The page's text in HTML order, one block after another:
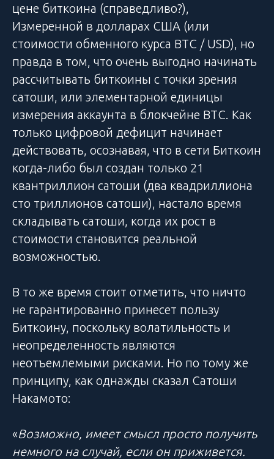
цене биткоина (справедливо?),
Измеренной в долларах США (или
стоимости обменного курса BTC / USD), но
правда в том, что очень выгодно начинать
рассчитывать биткоины с точки зрения
сатоши, или элементарной единицы
измерения аккаунта в блокчейне BTC. Как
только цифровой дефицит начинает
действовать, осознавая, что в сети Биткоин
когда-либо был создан только 21
квантриллион сатоши (два квадриллиона
сто триллионов сатоши), настало время
складывать сатоши, когда их рост в
стоимости становится реальной
возможностью.
В то же время стоит отметить, что ничто
не гарантированно принесет пользу
Биткоину, поскольку волатильность и
неопределенность являются
неотъемлемыми рисками. Но по тому же
принципу, как однажды сказал Сатоши
Накамото:
«Возможно, имеет смысл просто получить
немного на случай, если он приживется.